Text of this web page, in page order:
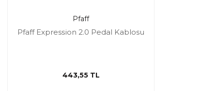
Pfaff
Pfaff Expression 2.0 Pedal Kablosu
443,55 TL